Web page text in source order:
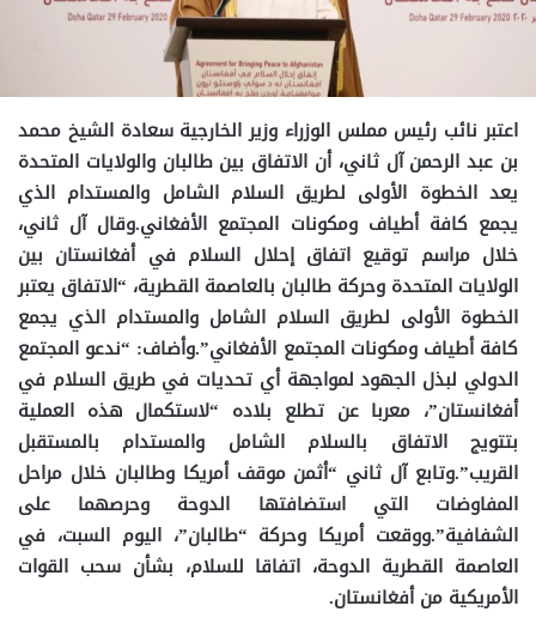
اعتبر نائب رئيس مملس الوزراء وزير الخارجية سعادة الشيخ محمد
بن عبد الرحمن آل ثاني، أن الاتفاق بين طالبان والولايات المتحدة
يعد الخطوة الأولى لطريق السلام الشامل والمستدام الذي
يجمع كافة أطياف ومكونات المجتمع الأفغاني.وقال آل ثاني،
خلال مراسم توقيع اتفاق إحلال السلام في أفغانستان بين
الولايات المتحدة وحركة طالبان بالعاصمة القطرية، “الاتفاق يعتبر
الخطوة الأولى لطريق السلام الشامل والمستدام الذي يجمع
كافة أطياف ومكونات المجتمع الأفغاني”.وأضاف: “ندعو المجتمع
الدولي لبذل الجهود لمواجهة أي تحديات في طريق السلام في
أفغانستان”، معربا عن تطلع بلاده “لاستكمال هذه العملية
بتتويج الاتفاق بالسلام الشامل والمستدام بالمستقبل
القريب”.وتابع آل ثاني “أثمن موقف أمريكا وطالبان خلال مراحل
المفاوضات التي استضافتها الدوحة وحرصهما على
الشفافية”.ووقعت أمريكا وحركة “طالبان”، اليوم السبت، في
العاصمة القطرية الدوحة، اتفاقا للسلام، بشأن سحب القوات
الأمريكية من أفغانستان.